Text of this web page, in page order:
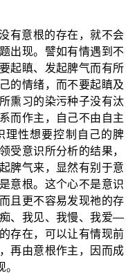
有意根的存在，就不会
出现。譬如有情遇到不
起瞋、发起脾气而有所
的情绪，而不要起瞋及
熏习的染污种子没有汰
而作主，自己不由自主
理性想要控制自己的脾
受意识所分析的结果，
脾气来，显然有别于意
意根。这个心不是意识
且更不容易发现祂的存
、我见、我慢、我爱—
存在，可以让有情现前
再由意根作主，因而成